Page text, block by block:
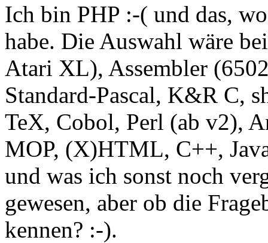
Ich bin PHP :-( und das,
habe. Die Auswahl wäre
Atari XL), Assembler
Standard-Pascal, K&R C,
TeX, Cobol, Perl (ab v2),
MOP, (X)HTML, C++,
und was ich sonst noch
gewesen, aber ob die
kennen? :-).